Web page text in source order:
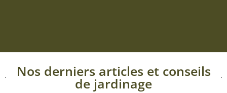
Nos derniers articles et conseils
de jardinage